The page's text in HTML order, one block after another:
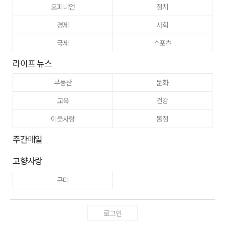
오피니언
정치
경제
사회
국제
스포츠
라이프 뉴스
부동산
문화
교육
건강
이웃사랑
동정
주간매일
고향사랑
구미
로그인